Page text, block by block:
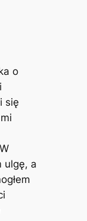
o
się
ulgę, a